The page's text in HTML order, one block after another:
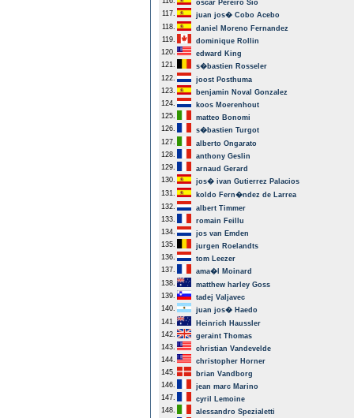
oscar Pereiro Sio
117.
juan jos� Cobo Acebo
118.
daniel Moreno Fernandez
119.
dominique Rollin
120.
edward King
121.
s�bastien Rosseler
122.
joost Posthuma
123.
benjamin Noval Gonzalez
124.
koos Moerenhout
125.
matteo Bonomi
126.
s�bastien Turgot
127.
alberto Ongarato
128.
anthony Geslin
129.
arnaud Gerard
130.
jos� ivan Gutierrez Palacios
131.
koldo Fern�ndez de Larrea
132.
albert Timmer
133.
romain Feillu
134.
jos van Emden
135.
jurgen Roelandts
136.
tom Leezer
137.
ama�l Moinard
138.
matthew harley Goss
139.
tadej Valjavec
140.
juan jos� Haedo
141.
Heinrich Haussler
142.
geraint Thomas
143.
christian Vandevelde
144.
christopher Horner
145.
brian Vandborg
146.
jean marc Marino
147.
cyril Lemoine
148.
alessandro Spezialetti